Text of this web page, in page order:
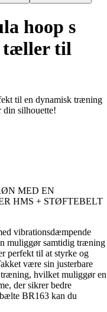
hoop s
tæller til
til en dynamisk træning
din silhouette!
MED EN
HMS + STØFTEBELT
vibrationsdæmpende
muliggør samtidig træning
perfekt til at styrke og
være sin justerbare
hvilket muliggør en
der sikrer bedre
BR163 kan du